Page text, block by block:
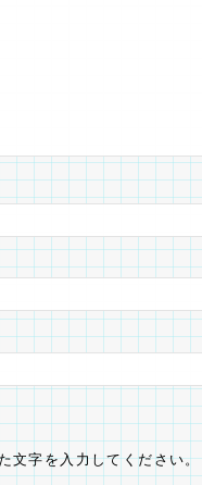
文字を入力してください。